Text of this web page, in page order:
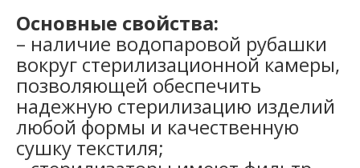
Основные свойства:
– наличие водопаровой рубашки
вокруг стерилизационной камеры,
позволяющей обеспечить
надежную стерилизацию изделий
любой формы и качественную
сушку текстиля;